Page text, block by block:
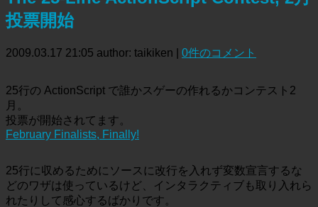
投票開始
2009.03.17 21:05 author: taikiken 0件のコメント
25行の ActionScript で誰かスゲーの作れるかコンテスト2
月。
投票が開始されてます。
February Finalists, Finally!
25行に収めるためにソースに改行を入れず変数宣言するな
どのワザは使っているけど、インタラクティブも取り入れら
れたりして感心するばかりです。